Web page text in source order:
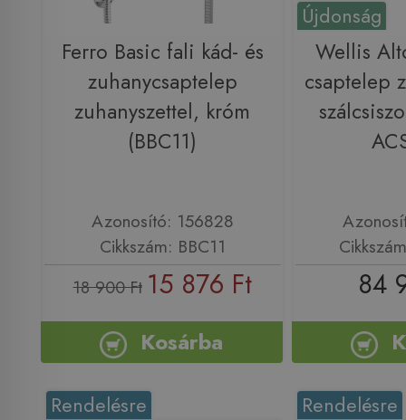
Ferro Basic fali kád- és
zuhanycsaptelep
zuhanyszettel, króm
(BBC11)
Azonosító: 156828
Cikkszám: BBC11
18 900 Ft 15 876 Ft
Kosárba
Újdonság
Wellis
csaptelep
84
Rendelésre Rendelésre